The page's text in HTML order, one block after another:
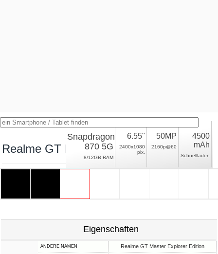
Realme GT Explorer Master
Snapdragon
870 5G
8/12GB RAM
6.55"
2400x1080
pix.
50MP
2160p@60
4500
mAh
Schnellladen
Eigenschaften
ANDERE NAMEN Realme GT Master Explorer Edition